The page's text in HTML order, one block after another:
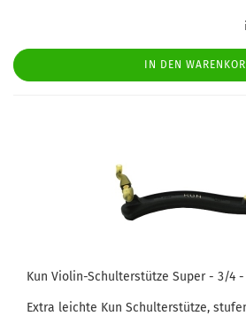
IN DEN
Kun Violin-Schulterstütze Super - 3/4 -
Extra leichte Kun Schulterstütze,